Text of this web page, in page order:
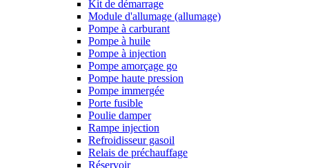
Kit de démarrage
Module d'allumage (allumage)
Pompe à carburant
Pompe à huile
Pompe à injection
Pompe amorçage go
Pompe haute pression
Pompe immergée
Porte fusible
Poulie damper
Rampe injection
Refroidisseur gasoil
Relais de préchauffage
Réservoir